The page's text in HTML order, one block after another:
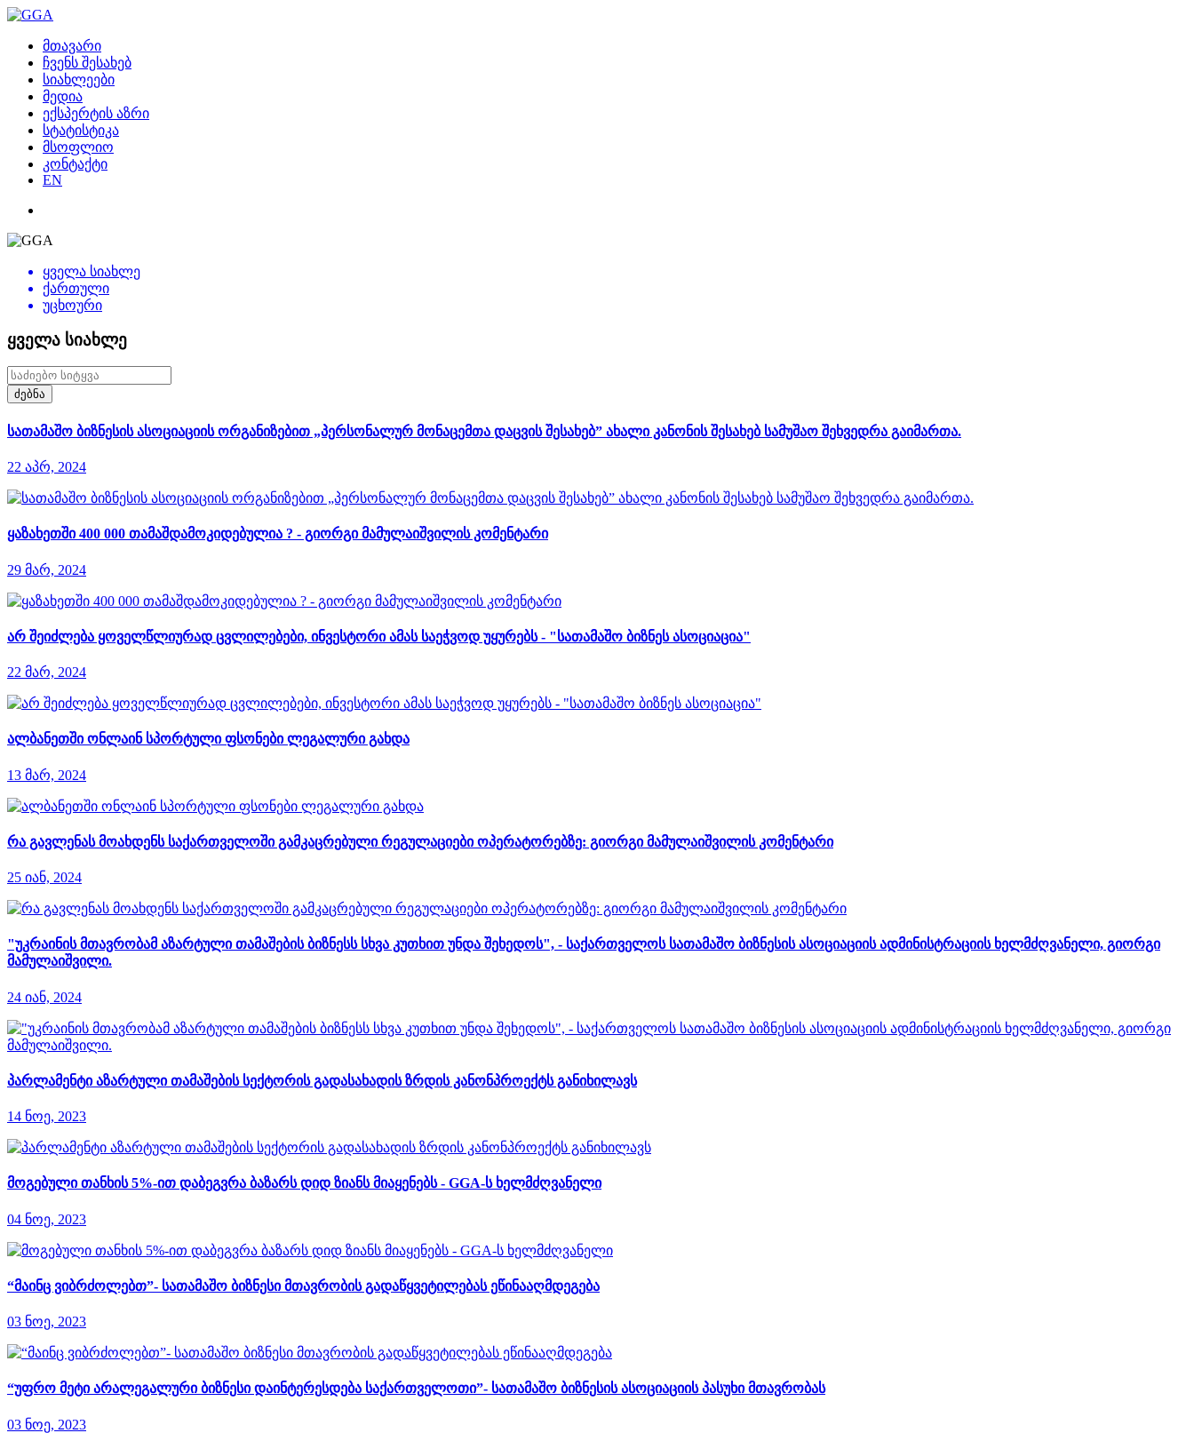
მთავარი
ჩვენს შესახებ
სიახლეები
მედია
ექსპერტის აზრი
სტატისტიკა
მსოფლიო
კონტაქტი
EN
ყველა სიახლე
ქართული
უცხოური
ყველა სიახლე
ძებნა
სათამაშო ბიზნესის ასოციაციის ორგანიზებით „პერსონალურ მონაცემთა დაცვის შესახებ” ახალი კანონის შესახებ სამუშაო შეხვედრა გაიმართა.
22 აპრ, 2024
ყაზახეთში 400 000 თამაშდამოკიდებულია ? - გიორგი მამულაიშვილის კომენტარი
29 მარ, 2024
არ შეიძლება ყოველწლიურად ცვლილებები, ინვესტორი ამას საეჭვოდ უყურებს - "სათამაშო ბიზნეს ასოციაცია"
22 მარ, 2024
ალბანეთში ონლაინ სპორტული ფსონები ლეგალური გახდა
13 მარ, 2024
რა გავლენას მოახდენს საქართველოში გამკაცრებული რეგულაციები ოპერატორებზე: გიორგი მამულაიშვილის კომენტარი
25 იან, 2024
"უკრაინის მთავრობამ აზარტული თამაშების ბიზნესს სხვა კუთხით უნდა შეხედოს", - საქართველოს სათამაშო ბიზნესის ასოციაციის ადმინისტრაციის ხელმძღვანელი, გიორგი
მამულაიშვილი.
24 იან, 2024
პარლამენტი აზარტული თამაშების სექტორის გადასახადის ზრდის კანონპროექტს განიხილავს
14 ნოე, 2023
მოგებული თანხის 5%-ით დაბეგვრა ბაზარს დიდ ზიანს მიაყენებს - GGA-ს ხელმძღვანელი
04 ნოე, 2023
“მაინც ვიბრძოლებთ”- სათამაშო ბიზნესი მთავრობის გადაწყვეტილებას ეწინააღმდეგება
03 ნოე, 2023
“უფრო მეტი არალეგალური ბიზნესი დაინტერესდება საქართველოთი”- სათამაშო ბიზნესის ასოციაციის პასუხი მთავრობას
03 ნოე, 2023